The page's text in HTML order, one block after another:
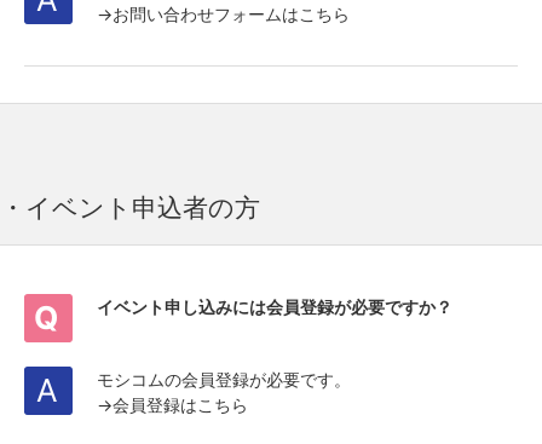
→お問い合わせフォームはこちら
・イベント申込者の方
イベント申し込みには会員登録が必要ですか？
モシコムの会員登録が必要です。
→会員登録はこちら